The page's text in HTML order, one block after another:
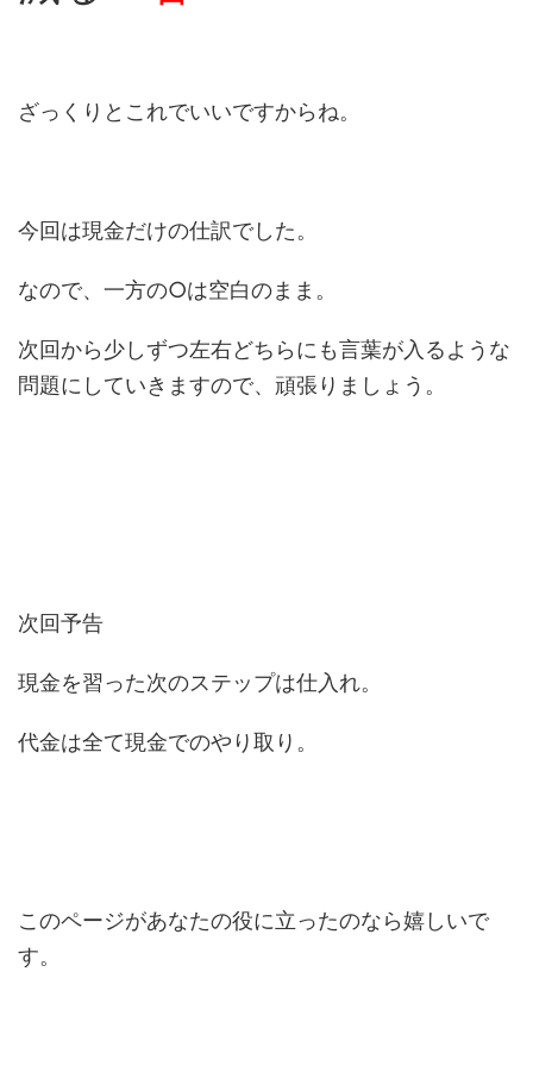
ざっくりとこれでいいですからね。
今回は現金だけの仕訳でした。
なので、一方の○は空白のまま。
次回から少しずつ左右どちらにも言葉が入るような
問題にしていきますので、頑張りましょう。
次回予告
現金を習った次のステップは仕入れ。
代金は全て現金でのやり取り。
このページがあなたの役に立ったのなら嬉しいで
す。